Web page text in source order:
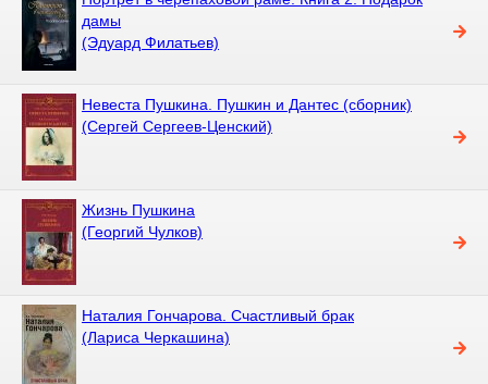
дамы
(Эдуард Филатьев)
Невеста Пушкина. Пушкин и Дантес (сборник)
(Сергей Сергеев-Ценский)
Жизнь Пушкина
(Георгий Чулков)
Наталия Гончарова. Счастливый брак
(Лариса Черкашина)